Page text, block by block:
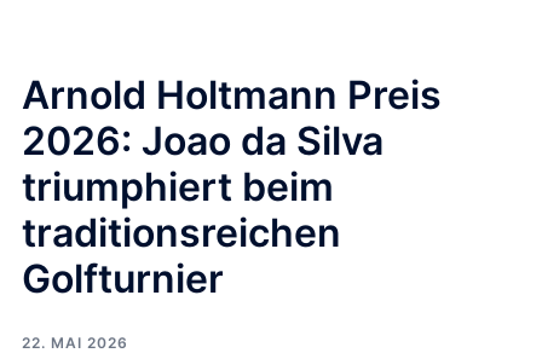
Arnold Holtmann Preis
2026: Joao da Silva
triumphiert beim
traditionsreichen
Golfturnier
22. MAI 2026